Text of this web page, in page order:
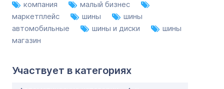
компания
малый бизнес
маркетплейс
шины
шины
автомобильные
шины и диски
шины
магазин
Участвует в категориях